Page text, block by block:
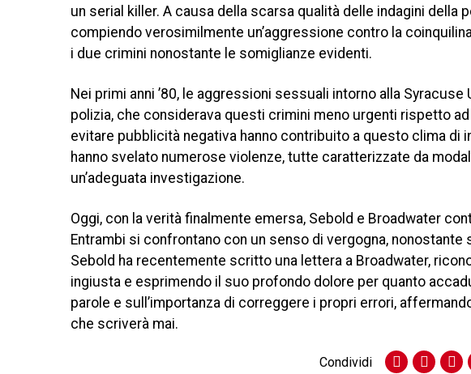
un serial killer. A causa della scarsa qualità delle indagini della
compiendo verosimilmente un’aggressione contro la
i due crimini nonostante le somiglianze evidenti.
Nei primi anni ’80, le aggressioni sessuali intorno alla
polizia, che considerava questi crimini meno urgenti rispetto
evitare pubblicità negativa hanno contribuito a questo clima di
hanno svelato numerose violenze, tutte caratterizzate da
un’adeguata investigazione.
Oggi, con la verità finalmente emersa, Sebold e Broadwater
Entrambi si confrontano con un senso di vergogna,
Sebold ha recentemente scritto una lettera a Broadwater,
ingiusta e esprimendo il suo profondo dolore per quanto
parole e sull’importanza di correggere i propri errori,
che scriverà mai.
Condividi